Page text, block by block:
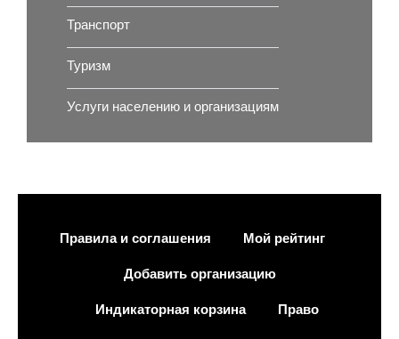
Транспорт
Туризм
Услуги населению и организациям
Правила и соглашения Мой рейтинг
Добавить организацию
Индикаторная корзина Право